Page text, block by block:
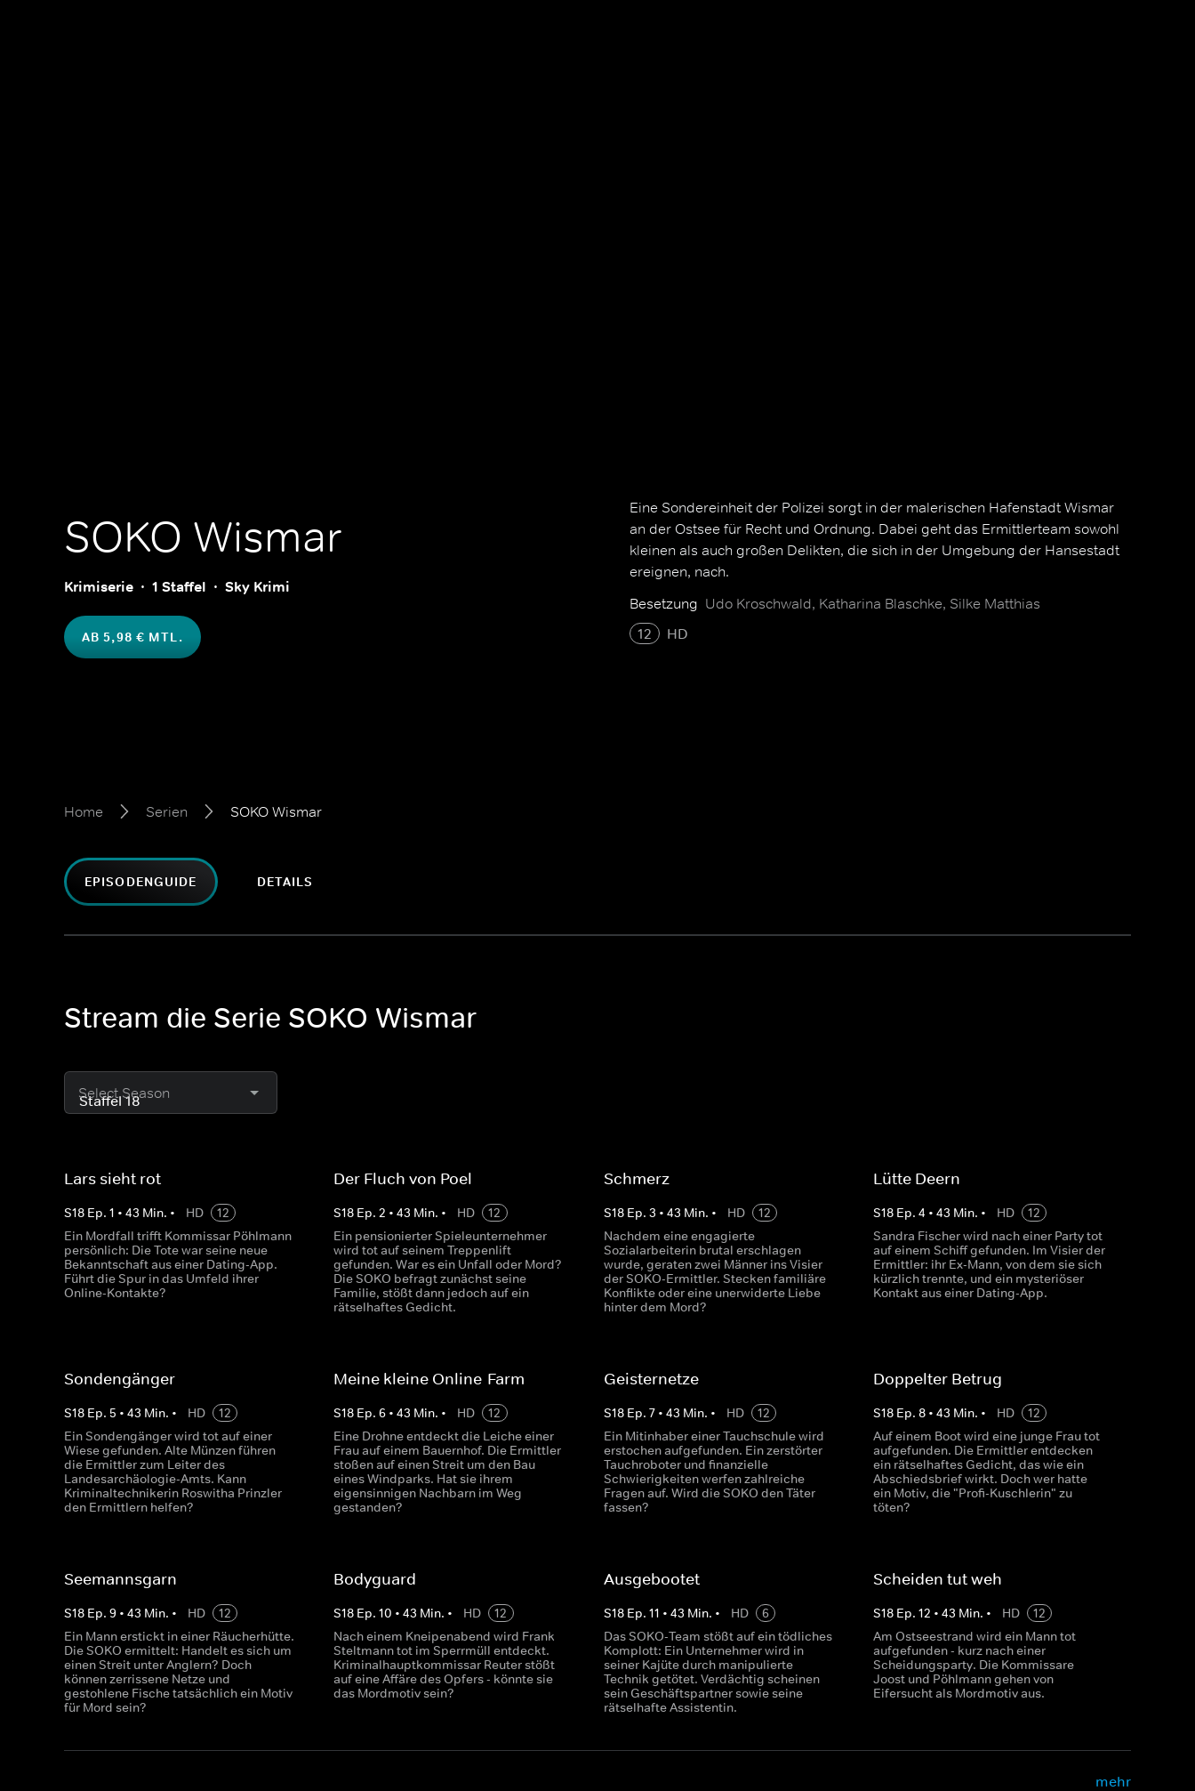
SOKO Wismar
Krimiserie 1 Staffel Sky Krimi
AB 5,98 € MTL.
Eine Sondereinheit der Polizei sorgt in der malerischen Hafenstadt Wismar
an der Ostsee für Recht und Ordnung. Dabei geht das Ermittlerteam sowohl
kleinen als auch großen Delikten, die sich in der Umgebung der Hansestadt
ereignen, nach.
Besetzung Udo Kroschwald, Katharina Blaschke, Silke Matthias
12
HD
Home Serien SOKO Wismar
EPISODENGUIDE DETAILS
Stream die Serie SOKO Wismar
Select Season
Lars sieht rot
S18 Ep. 1 • 43 Min. • HD
12
Ein Mordfall trifft Kommissar Pöhlmann
persönlich: Die Tote war seine neue
Bekanntschaft aus einer Dating-App.
Führt die Spur in das Umfeld ihrer
Online-Kontakte?
Der Fluch von Poel
S18 Ep.2 •43 Min. • HD
12
Ein pensionierter Spieleunternehmer
wird tot auf seinem Treppenlift
gefunden. War es ein Unfall oder Mord?
Die SOKO befragt zunächst seine
Familie, stößt dann jedoch auf ein
rätselhaftes Gedicht.
Schmerz
S18 Ep. 3 • 43 Min. • HD
12
Nachdem eine engagierte
Sozialarbeiterin brutal erschlagen
wurde, geraten zwei Männer ins Visier
der SOKO-Ermittler. Stecken familiäre
Konflikte oder eine unerwiderte Liebe
hinter dem Mord?
Lütte Deern
S18 Ep. 4 • 43 Min. • HD
12
Sandra Fischer wird nach einer Party tot
auf einem Schiff gefunden. Im Visier der
Ermittler: ihr Ex-Mann, von dem sie sich
kürzlich trennte, und ein mysteriöser
Kontakt aus einer Dating-App.
Sondengänger
S18 Ep. 5 • 43 Min. • HD
12
Ein Sondengänger wird tot auf einer
Wiese gefunden. Alte Münzen führen
die Ermittler zum Leiter des
Landesarchäologie-Amts. Kann
Kriminaltechnikerin Roswitha Prinzler
den Ermittlern helfen?
Meine kleine Online-Farm
S18 Ep.6 •43 Min. • HD
12
Eine Drohne entdeckt die Leiche einer
Frau auf einem Bauernhof. Die Ermittler
stoßen auf einen Streit um den Bau
eines Windparks. Hat sie ihrem
eigensinnigen Nachbarn im Weg
gestanden?
Geisternetze
S18 Ep. 7• 43 Min. • HD
12
Ein Mitinhaber einer Tauchschule wird
erstochen aufgefunden. Ein zerstörter
Tauchroboter und finanzielle
Schwierigkeiten werfen zahlreiche
Fragen auf. Wird die SOKO den Täter
fassen?
Doppelter Betrug
S18 Ep. 8• 43 Min. • HD
12
Auf einem Boot wird eine junge Frau tot
aufgefunden. Die Ermittler entdecken
ein rätselhaftes Gedicht, das wie ein
Abschiedsbrief wirkt. Doch wer hatte
ein Motiv, die "Profi-Kuschlerin" zu
töten?
Seemannsgarn
S18 Ep. 9 • 43 Min. • HD
12
Ein Mann erstickt in einer Räucherhütte.
Die SOKO ermittelt: Handelt es sich um
einen Streit unter Anglern? Doch
können zerrissene Netze und
gestohlene Fische tatsächlich ein Motiv
für Mord sein?
Bodyguard
S18 Ep.10 •43 Min. • HD
12
Nach einem Kneipenabend wird Frank
Steltmann tot im Sperrmüll entdeckt.
Kriminalhauptkommissar Reuter stößt
auf eine Affäre des Opfers - könnte sie
das Mordmotiv sein?
Ausgebootet
S18 Ep. 11 • 43 Min. • HD
6
Das SOKO-Team stößt auf ein tödliches
Komplott: Ein Unternehmer wird in
seiner Kajüte durch manipulierte
Technik getötet. Verdächtig scheinen
sein Geschäftspartner sowie seine
rätselhafte Assistentin.
Scheiden tut weh
S18 Ep. 12 • 43 Min. • HD
12
Am Ostseestrand wird ein Mann tot
aufgefunden - kurz nach einer
Scheidungsparty. Die Kommissare
Joost und Pöhlmann gehen von
Eifersucht als Mordmotiv aus.
mehr